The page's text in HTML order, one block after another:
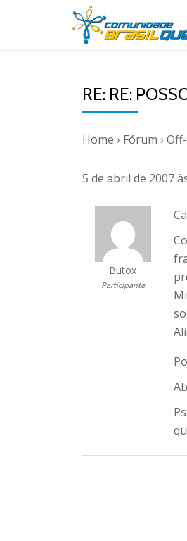
RE: RE:
Home › Fórum ›
5 de abril de 2007
Butox
Participante